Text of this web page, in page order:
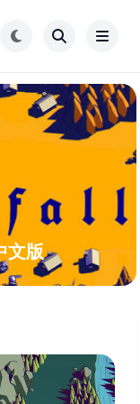
电脑游戏
常见问题解答
永久地址
文版